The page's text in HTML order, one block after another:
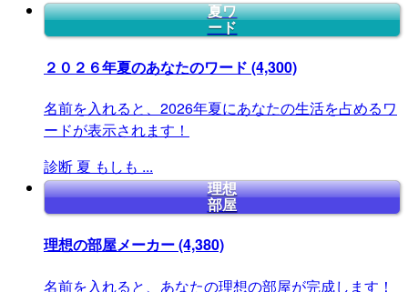
夏ワ
ード
２０２６年夏のあなたのワード (4,300)
名前を入れると、2026年夏にあなたの生活を占めるワ
ードが表示されます！
診断 夏 もしも ...
理想
部屋
理想の部屋メーカー(4,380)
名前を入れると、あなたの理想の部屋が完成します！